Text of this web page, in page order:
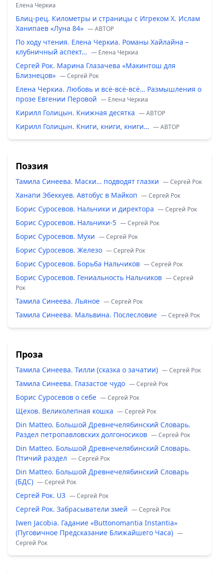
Елена Черкиа
Блиц-рец. Километры и страницы с Игреком Х. Ислам
Ханипаев «Луна 84» — ABTOP
По ходу чтения. Елена Черкиа. Романы Хайлайна –
клубничный аспект… — Елена Черкиа
Сергей Рок. Марина Глазачева «Макинтош для
Близнецов» — Сергей Рок
Елена Черкиа. Любовь и всё-всё-всё… Размышления о
прозе Евгении Перовой — Елена Черкиа
Кирилл Голицын. Книжная десятка — ABTOP
Кирилл Голицын. Книги, книги, книги… — ABTOP
Поэзия
Тамила Синеева. Маски… подводят глазки — Сергей Рок
Ханапи Эбеккуев. Автобус в Майкоп — Сергей Рок
Борис Суросевов. Нальчики и директора — Сергей Рок
Борис Суросевов. Нальчики-5 — Сергей Рок
Борис Суросевов. Мухи — Сергей Рок
Борис Суросевов. Железо — Сергей Рок
Борис Суросевов. Борьба Нальчиков — Сергей Рок
Борис Суросевов. Гениальность Нальчиков — Сергей
Рок
Тамила Синеева. Льяное — Сергей Рок
Тамила Синеева. Мальвина. Послесловие — Сергей Рок
Проза
Тамила Синеева. Тилли (сказка о зачатии) — Сергей Рок
Тамила Синеева. Глазастое чудо — Сергей Рок
Борис Суросевов о себе — Сергей Рок
Щехов. Великолепная кошка — Сергей Рок
Din Matteo. Большой Древнечелябинский Словарь.
Раздел петропавловских долгоносиков — Сергей Рок
Din Matteo. Большой Древнечелябинский Словарь.
Птичий раздел — Сергей Рок
Din Matteo. Большой Древнечелябинский Словарь
(БДС) — Сергей Рок
Сергей Рок. U3 — Сергей Рок
Сергей Рок. Забрасыватели змей — Сергей Рок
Iwen Jacobia. Гадание «Buttonomantia Instantia»
(Пуговичное Предсказание Ближайшего Часа) —
Сергей Рок